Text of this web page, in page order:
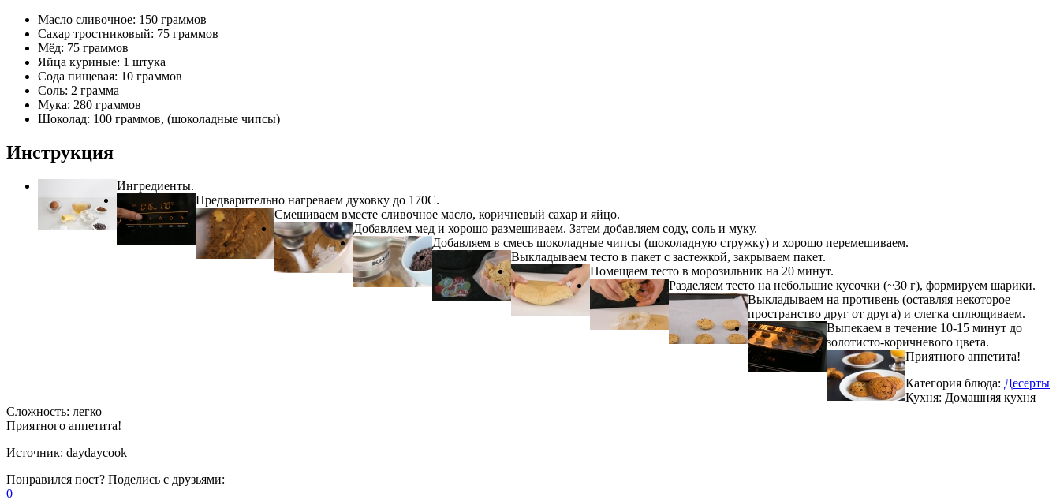
Масло сливочное: 150 граммов
Сахар тростниковый: 75 граммов
Мёд: 75 граммов
Яйца куриные: 1 штука
Сода пищевая: 10 граммов
Соль: 2 грамма
Мука: 280 граммов
Шоколад: 100 граммов, (шоколадные чипсы)
Инструкция
Ингредиенты.
Предварительно нагреваем духовку до 170C.
Смешиваем вместе сливочное масло, коричневый сахар и яйцо.
Добавляем мед и хорошо размешиваем. Затем добавляем соду, соль и муку.
Добавляем в смесь шоколадные чипсы (шоколадную стружку) и хорошо перемешиваем.
Выкладываем тесто в пакет с застежкой, закрываем пакет.
Помещаем тесто в морозильник на 20 минут.
Разделяем тесто на небольшие кусочки (~30 г), формируем шарики.
Выкладываем на противень (оставляя некоторое
пространство друг от друга) и слегка сплющиваем.
Выпекаем в течение 10-15 минут до
золотисто-коричневого цвета.
Приятного аппетита!
Категория блюда: Десерты
Кухня: Домашняя кухня
Сложность: легко
Приятного аппетита!
Источник: daydaycook
Понравился пост? Поделись с друзьями:
0